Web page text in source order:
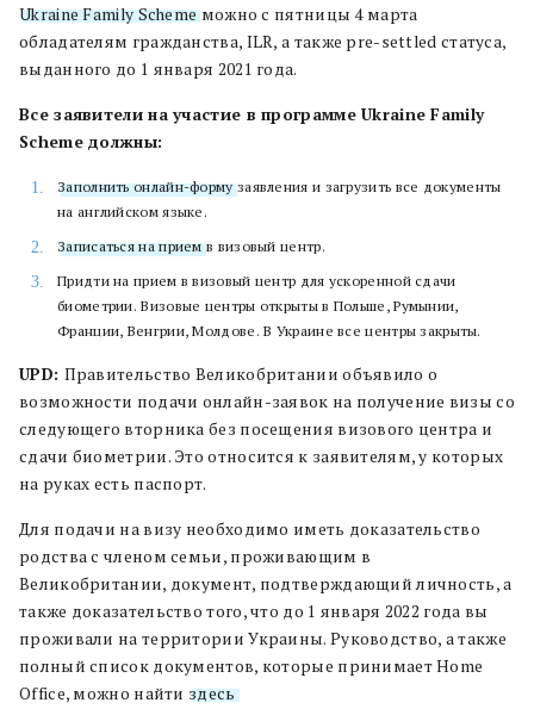
Ukraine Family Schemeможно с пятницы 4 марта
обладателям гражданства, ILR, а также pre-settled статуса,
выданного до 1 января 2021 года.
Все заявители на участие в программе Ukraine Family
Scheme должны:
Заполнить онлайн-формузаявления и загрузить все документы
на английском языке.
Записаться на приемв визовый центр.
Придти на прием в визовый центр для ускоренной сдачи
биометрии. Визовые центры открыты в Польше, Румынии,
Франции, Венгрии, Молдове. В Украине все центры закрыты.
UPD: Правительство Великобритании объявило о
возможности подачи онлайн-заявок на получение визы со
следующего вторника без посещения визового центра и
сдачи биометрии. Это относится к заявителям, у которых
на руках есть паспорт.
Для подачи на визу необходимо иметь доказательство
родства с членом семьи, проживающим в
Великобритании, документ, подтверждающий личность, а
также доказательство того, что до 1 января 2022 года вы
проживали на территории Украины. Руководство, а также
полный список документов, которые принимает Home
Office, можно найти здесь.